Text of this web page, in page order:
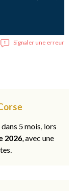
Signaler une erreur
5 mois, lors
2026, avec une